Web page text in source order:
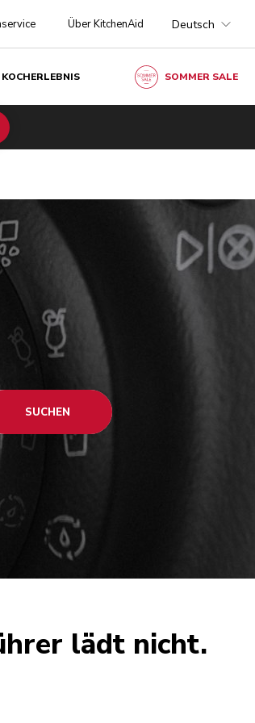
Über KitchenAid Deutsch
KOCHERLEBNIS SOMMER SALE
SUCHEN
lädt nicht.